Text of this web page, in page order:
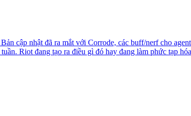
cập nhật đã ra mắt với Corrode, các buff/nerf cho
Riot đang tạo ra điều gì đó hay đang làm phức tạp